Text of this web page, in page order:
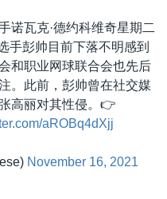
诺瓦克·德约科维奇星期二
手彭帅目前下落不明感到
和职业网球联合会也先后
。此前，彭帅曾在社交媒
高丽对其性侵。👉
aROBq4dXjj
November 16, 2021